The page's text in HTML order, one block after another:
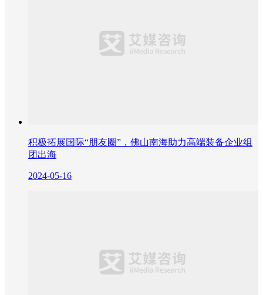
积极拓展国际“朋友圈”，佛山南海助力高端装备企业组
团出海
2024-05-16